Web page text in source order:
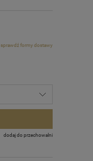
sprawdź formy dostawy
dodaj do przechowalni